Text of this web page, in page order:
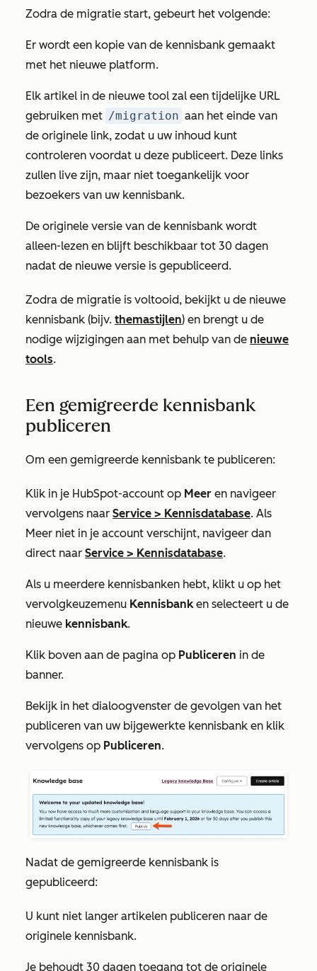
Zodra de migratie start, gebeurt het volgende:
Er wordt een kopie van de kennisbank gemaakt
met het nieuwe platform.
Elk artikel in de nieuwe tool zal een tijdelijke URL
gebruiken met /migration aan het einde van
de originele link, zodat u uw inhoud kunt
controleren voordat u deze publiceert. Deze links
zullen live zijn, maar niet toegankelijk voor
bezoekers van uw kennisbank.
De originele versie van de kennisbank wordt
alleen-lezen en blijft beschikbaar tot 30 dagen
nadat de nieuwe versie is gepubliceerd.
Zodra de migratie is voltooid, bekijkt u de nieuwe
kennisbank (bijv. themastijlen) en brengt u de
nodige wijzigingen aan met behulp van de nieuwe
tools.
Een gemigreerde kennisbank
publiceren
Om een gemigreerde kennisbank te publiceren:
Klik in je HubSpot-account op Meer en navigeer
vervolgens naar Service > Kennisdatabase. Als
Meer niet in je account verschijnt, navigeer dan
direct naar Service > Kennisdatabase.
Als u meerdere kennisbanken hebt, klikt u op het
vervolgkeuzemenu Kennisbanken selecteert u de
nieuwe kennisbank.
Klik boven aan de pagina op Publiceren in de
banner.
Bekijk in het dialoogvenster de gevolgen van het
publiceren van uw bijgewerkte kennisbank en klik
vervolgens op Publiceren.
Nadat de gemigreerde kennisbank is
gepubliceerd:
U kunt niet langer artikelen publiceren naar de
originele kennisbank.
Je behoudt 30 dagen toegang tot de originele